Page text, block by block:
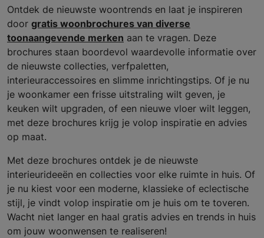
Ontdek de nieuwste woontrends en laat je inspireren
door gratis woonbrochures van diverse
toonaangevende merken aan te vragen. Deze
brochures staan boordevol waardevolle informatie over
de nieuwste collecties, verfpaletten,
interieuraccessoires en slimme inrichtingstips. Of je nu
je woonkamer een frisse uitstraling wilt geven, je
keuken wilt upgraden, of een nieuwe vloer wilt leggen,
met deze brochures krijg je volop inspiratie en advies
op maat.
Met deze brochures ontdek je de nieuwste
interieurideeën en collecties voor elke ruimte in huis. Of
je nu kiest voor een moderne, klassieke of eclectische
stijl, je vindt volop inspiratie om je huis om te toveren.
Wacht niet langer en haal gratis advies en trends in huis
om jouw woonwensen te realiseren!